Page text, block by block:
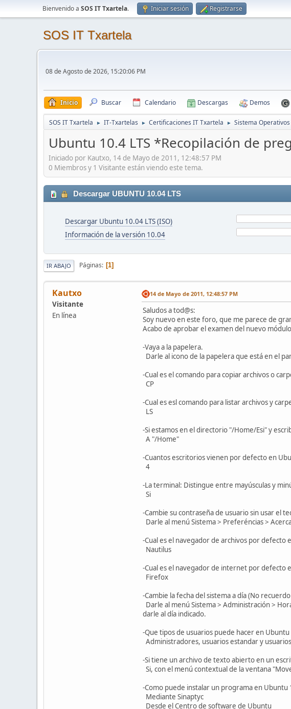
Bienvenido a SOS IT Txartela. Iniciar sesión Registrarse
SOS IT Txartela
08 de Agosto de 2026, 15:20:06 PM
Inicio Buscar Calendario Descargas Demos
SOS IT Txartela ► IT-Txartelas ► Certificaciones IT Txartela ► Sistema Operativos
Ubuntu 10.4 LTS *Recopilación de
Iniciado por Kautxo, 14 de Mayo de 2011, 12:48:57 PM
0 Miembros y 1 Visitante están viendo este tema.
Descargar UBUNTU 10.04 LTS
Descargar Ubuntu 10.04 LTS (ISO)
Información de la versión 10.04
IR ABAJO Páginas 1
Kautxo
Visitante
En línea
14 de Mayo de 2011, 12:48:57 PM
Saludos a tod@s:
Soy nuevo en este foro, que me parece de
Acabo de aprobar el examen del nuevo
-Vaya a la papelera.
Darle al icono de la papelera que está en el
-Cual es el comando para copiar archivos o
CP
-Cual es esl comando para listar archivos y
LS
-Si estamos en el directorio "/Home/Esi" y
A "/Home"
-Cuantos escritorios vienen por defecto en
4
-La terminal: Distingue entre mayúsculas y
Si
-Cambie su contraseña de usuario sin usar el
Darle al menú Sistema > Preferéncias >
-Cual es el navegador de archivos por defecto
Nautilus
-Cual es el navegador de internet por defecto
Firefox
-Cambie la fecha del sistema a día (No
Darle al menú Sistema > Administración >
darle al día indicado.
-Que tipos de usuarios puede hacer en Ubuntu
Administradores, usuarios estandar y
-Si tiene un archivo de texto abierto en un
Si, con el menú contextual de la ventana
-Como puede instalar un programa en Ubuntu
Mediante Sinaptyc
Desde el Centro de software de Ubuntu